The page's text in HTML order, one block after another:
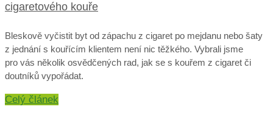
cigaretového kouře
Bleskově vyčistit byt od zápachu z cigaret po mejdanu nebo šaty
z jednání s kouřícím klientem není nic těžkého. Vybrali jsme
pro vás několik osvědčených rad, jak se s kouřem z cigaret či
doutníků vypořádat.
Celý článek